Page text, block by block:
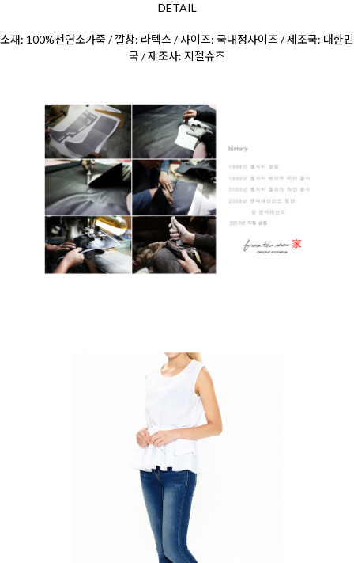
DETAIL
소재: 100%천연소가죽 / 깔창: 라텍스 / 사이즈: 국내정사이즈 / 제조국: 대한민
국 / 제조사: 지젤슈즈